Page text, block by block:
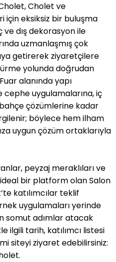
Cholet ve
için eksiksiz bir buluşma
ve dış dekorasyon ile
uzmanlaşmış çok
getirerek ziyaretçilere
yolunda doğrudan
alanında yapı
uygulamalarına, iç
çözümlerine kadar
böylece hem ilham
uygun çözüm ortaklarıyla
peyzaj meraklıları ve
bir platform olan Salon
katılımcılar teklif
uygulamaları yerinde
somut adımlar atacak
ilgili tarih, katılımcı listesi
siteyi ziyaret edebilirsiniz: